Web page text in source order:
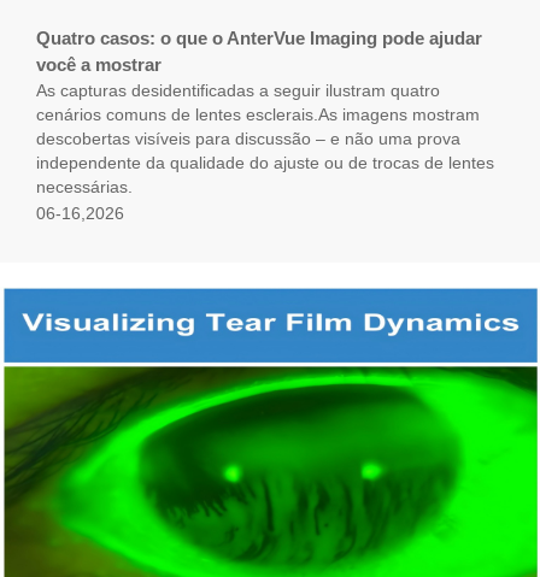
Quatro casos: o que o AnterVue Imaging pode ajudar
você a mostrar
As capturas desidentificadas a seguir ilustram quatro
cenários comuns de lentes esclerais.As imagens mostram
descobertas visíveis para discussão – e não uma prova
independente da qualidade do ajuste ou de trocas de lentes
necessárias.
06-16,2026